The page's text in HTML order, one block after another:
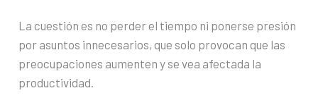
La cuestión es no perder el tiempo ni ponerse presión
por asuntos innecesarios, que solo provocan que las
preocupaciones aumenten y se vea afectada la
productividad.